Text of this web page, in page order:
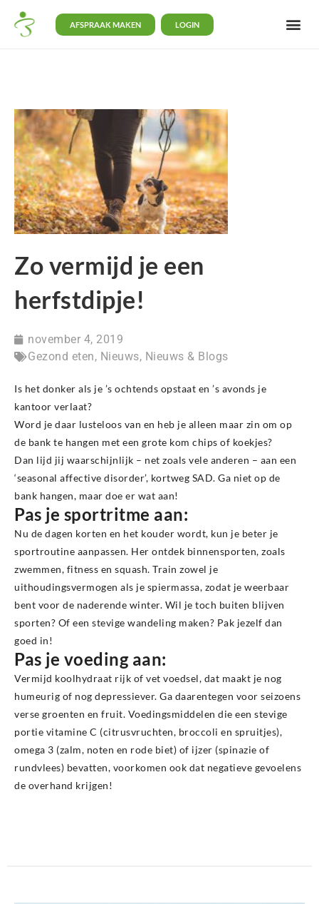
AFSPRAAK MAKEN LOGIN
Zo vermijd je een
herfstdipje!
november 4, 2019
Gezond eten, Nieuws, Nieuws & Blogs
Is het donker als je ’s ochtends opstaat en ’s avonds je
kantoor verlaat?
Word je daar lusteloos van en heb je alleen maar zin om op
de bank te hangen met een grote kom chips of koekjes?
Dan lijd jij waarschijnlijk – net zoals vele anderen – aan een
‘seasonal affective disorder’, kortweg SAD. Ga niet op de
bank hangen, maar doe er wat aan!
Pas je sportritme aan:
Nu de dagen korten en het kouder wordt, kun je beter je
sportroutine aanpassen. Her ontdek binnensporten, zoals
zwemmen, fitness en squash. Train zowel je
uithoudingsvermogen als je spiermassa, zodat je weerbaar
bent voor de naderende winter. Wil je toch buiten blijven
sporten? Of een stevige wandeling maken? Pak jezelf dan
goed in!
Pas je voeding aan:
Vermijd koolhydraat rijk of vet voedsel, dat maakt je nog
humeurig of nog depressiever. Ga daarentegen voor seizoens
verse groenten en fruit. Voedingsmiddelen die een stevige
portie vitamine C (citrusvruchten, broccoli en spruitjes),
omega 3 (zalm, noten en rode biet) of ijzer (spinazie of
rundvlees) bevatten, voorkomen ook dat negatieve gevoelens
de overhand krijgen!